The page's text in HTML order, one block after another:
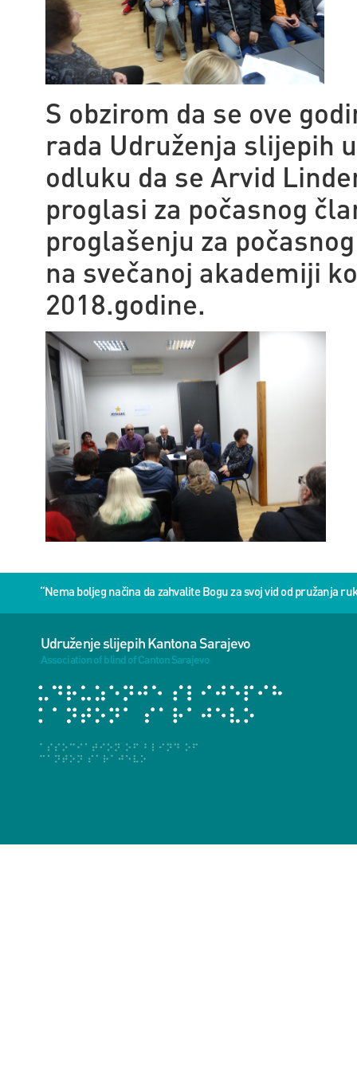
S obzirom da se ove
rada Udruženja slijepih
odluku da se Arvid
proglasi za počasnog
proglašenju za
na svečanoj akademiji
2018.godine.
“Nema boljeg načina da zahvalite Bogu za svoj vid od pružanja
Udruženje slijepih Kantona Sarajevo
Association of blind of Canton Sarajevo